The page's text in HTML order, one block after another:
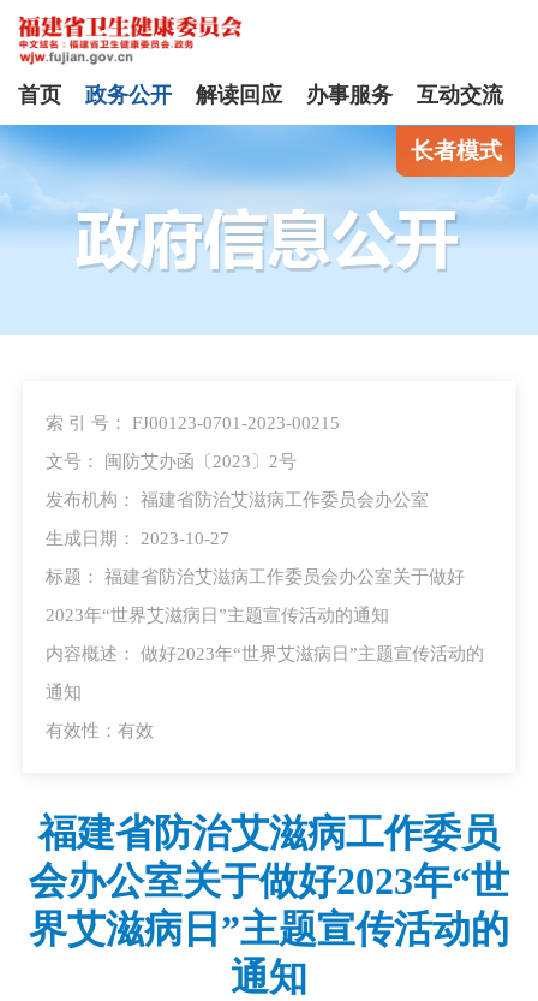
首页 政务公开 解读回应 办事服务 互动交流
长者模式
索 引 号： FJ00123-0701-2023-00215
文号： 闽防艾办函〔2023〕2号
发布机构： 福建省防治艾滋病工作委员会办公室
生成日期： 2023-10-27
标题： 福建省防治艾滋病工作委员会办公室关于做好
2023年“世界艾滋病日”主题宣传活动的通知
内容概述： 做好2023年“世界艾滋病日”主题宣传活动的
通知
有效性：有效
福建省防治艾滋病工作委员
会办公室关于做好2023年“世
界艾滋病日”主题宣传活动的
通知